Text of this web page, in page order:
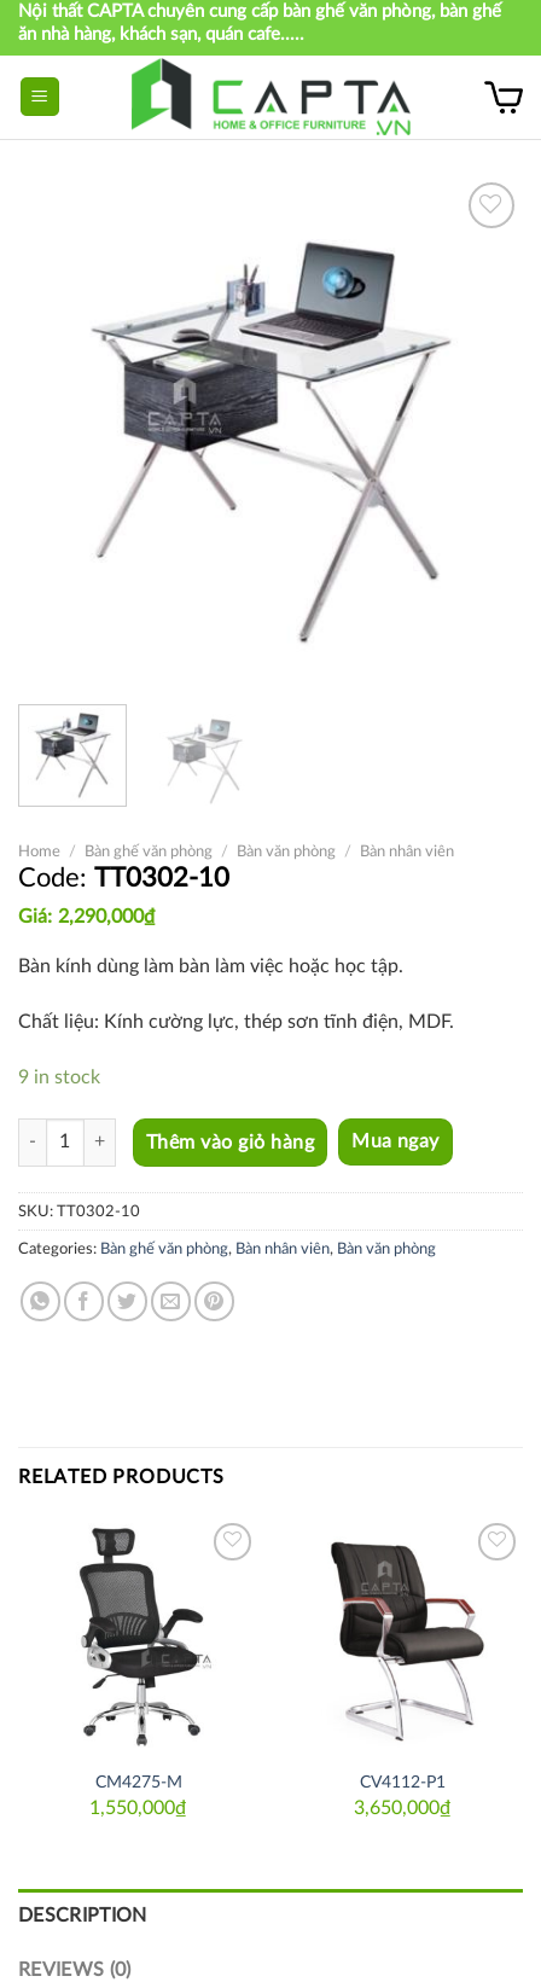
Skip
content
Nội thất CAPTA chuyên cung cấp bàn ghế văn phòng, bàn ghế
ăn nhà hàng, khách sạn, quán cafe.....
Home / Bàn ghế văn phòng / Bàn văn phòng / Bàn nhân viên
TT0302-10
2,290,000₫
Bàn kính dùng làm bàn làm việc hoặc học tập.
Chất liệu: Kính cường lực, thép sơn tĩnh điện, MDF.
9 in stock
TT0302-10 quantity
Thêm vào giỏ hàng Mua ngay
SKU: TT0302-10
Categories: Bàn ghế văn phòng, Bàn nhân viên, Bàn văn phòng
RELATED PRODUCTS
CM4275-M
1,550,000₫
CV4112-P1
3,650,000₫
DESCRIPTION
REVIEWS (0)